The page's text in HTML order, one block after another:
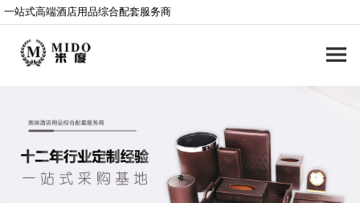
一站式高端酒店用品综合配套服务商